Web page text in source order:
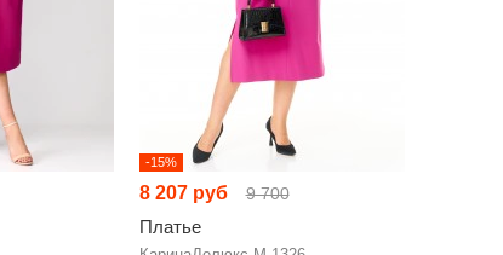
-15%
8 207 руб 9 700
Платье